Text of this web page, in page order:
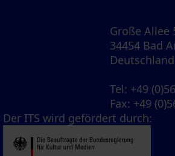
Große Allee
34454 Bad
Deutschland
Tel: +49
Fax: +49
Der ITS wird gefördert durch: